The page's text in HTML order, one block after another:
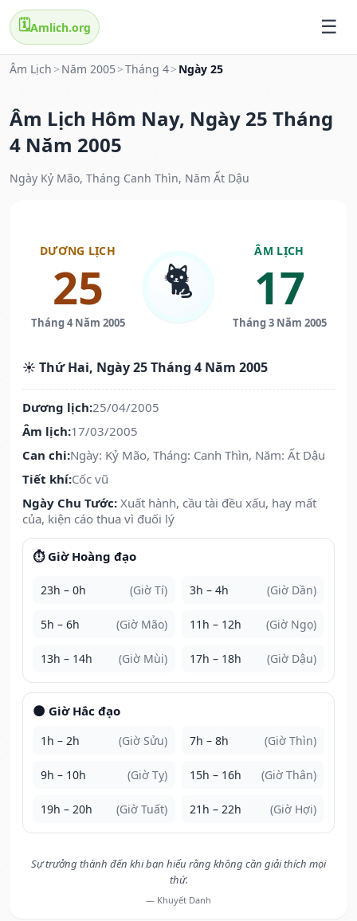
🗓️Amlich.org
Âm Lịch > Năm 2005 >Tháng 4> Ngày 25
Âm Lịch Hôm Nay, Ngày 25 Tháng
4 Năm 2005
Ngày Kỷ Mão, Tháng Canh Thìn, Năm Ất Dậu
DƯƠNG LỊCH
25
Tháng 4 Năm 2005
🐈
ÂM LỊCH
17
Tháng 3 Năm 2005
☀️ Thứ Hai, Ngày 25 Tháng 4 Năm 2005
Dương lịch:25/04/2005
Âm lịch:17/03/2005
Can chi:Ngày: Kỷ Mão, Tháng: Canh Thìn, Năm: Ất Dậu
Tiết khí:Cốc vũ
Ngày Chu Tước: Xuất hành, cầu tài đều xấu, hay mất
của, kiện cáo thua vì đuối lý
⏱️ Giờ Hoàng đạo
23h – 0h (Giờ Tí) 3h – 4h (Giờ Dần)
5h – 6h (Giờ Mão) 11h – 12h (Giờ Ngọ)
13h – 14h (Giờ Mùi) 17h – 18h (Giờ Dậu)
🌑 Giờ Hắc đạo
1h – 2h (Giờ Sửu) 7h – 8h (Giờ Thìn)
9h – 10h (Giờ Tỵ) 15h – 16h (Giờ Thân)
19h – 20h (Giờ Tuất) 21h – 22h (Giờ Hợi)
Sự trưởng thành đến khi bạn hiểu rằng không cần giải thích mọi
thứ.
— Khuyết Danh